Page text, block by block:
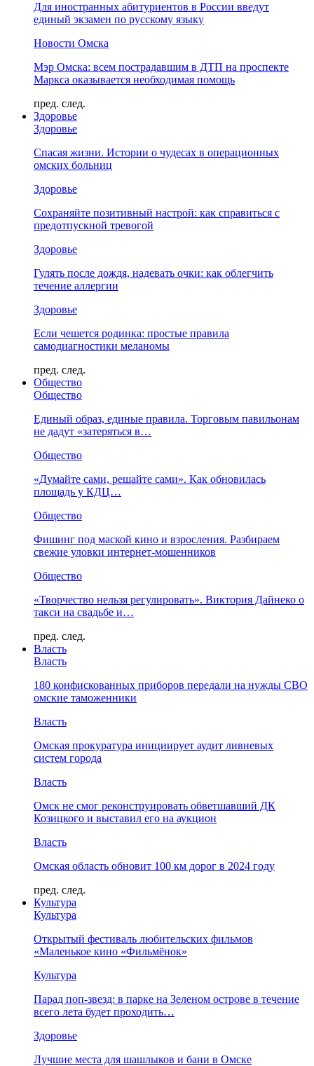
Для иностранных абитуриентов в России введут
единый экзамен по русскому языку
Новости Омска
Мэр Омска: всем пострадавшим в ДТП на проспекте
Маркса оказывается необходимая помощь
пред. след.
Здоровье
Здоровье
Спасая жизни. Истории о чудесах в операционных
омских больниц
Здоровье
Сохраняйте позитивный настрой: как справиться с
предотпускной тревогой
Здоровье
Гулять после дождя, надевать очки: как облегчить
течение аллергии
Здоровье
Если чешется родинка: простые правила
самодиагностики меланомы
пред. след.
Общество
Общество
Единый образ, единые правила. Торговым павильонам
не дадут «затеряться в…
Общество
«Думайте сами, решайте сами». Как обновилась
площадь у КДЦ…
Общество
Фишинг под маской кино и взросления. Разбираем
свежие уловки интернет-мошенников
Общество
«Творчество нельзя регулировать». Виктория Дайнеко о
такси на свадьбе и…
пред. след.
Власть
Власть
180 конфискованных приборов передали на нужды СВО
омские таможенники
Власть
Омская прокуратура инициирует аудит ливневых
систем города
Власть
Омск не смог реконструировать обветшавший ДК
Козицкого и выставил его на аукцион
Власть
Омская область обновит 100 км дорог в 2024 году
пред. след.
Культура
Культура
Открытый фестиваль любительских фильмов
«Маленькое кино «Фильмёнок»
Культура
Парад поп-звезд: в парке на Зеленом острове в течение
всего лета будет проходить…
Здоровье
Лучшие места для шашлыков и бани в Омске